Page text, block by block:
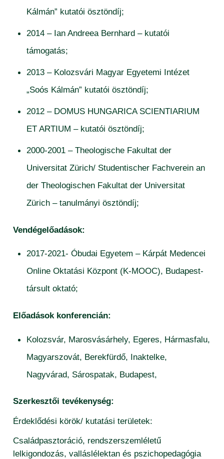
Kálmán” kutatói ösztöndíj;
2014 – Ian Andreea Bernhard – kutatói
támogatás;
2013 – Kolozsvári Magyar Egyetemi Intézet
„Soós Kálmán” kutatói ösztöndíj;
2012 – DOMUS HUNGARICA SCIENTIARIUM
ET ARTIUM – kutatói ösztöndíj;
2000-2001 – Theologische Fakultat der
Universitat Zürich/ Studentischer Fachverein an
der Theologischen Fakultat der Universitat
Zürich – tanulmányi ösztöndíj;
Vendégelőadások:
2017-2021- Óbudai Egyetem – Kárpát Medencei
Online Oktatási Központ (K-MOOC), Budapest-
társult oktató;
Előadások konferencián:
Kolozsvár, Marosvásárhely, Egeres, Hármasfalu,
Magyarszovát, Berekfürdő, Inaktelke,
Nagyvárad, Sárospatak, Budapest,
Szerkesztői tevékenység:
Érdeklődési körök/ kutatási területek:
Családpasztoráció, rendszerszemléletű
lelkigondozás, valláslélektan és pszichopedagógia